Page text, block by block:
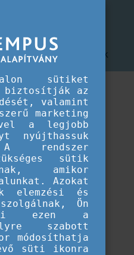
gyakori kérdések
sütiket
biztosítják az
valamint
marketing
a legjobb
nyújthassuk
A rendszer
sütik
amikor
Azokat
elemzési és
Ön
ezen a
szabott
módosíthatja
süti ikonra